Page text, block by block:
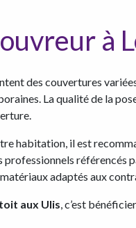
à
des couvertures
La qualité de la
habitation, il est
professionnels référencés
adaptés aux
aux Ulis, c’est